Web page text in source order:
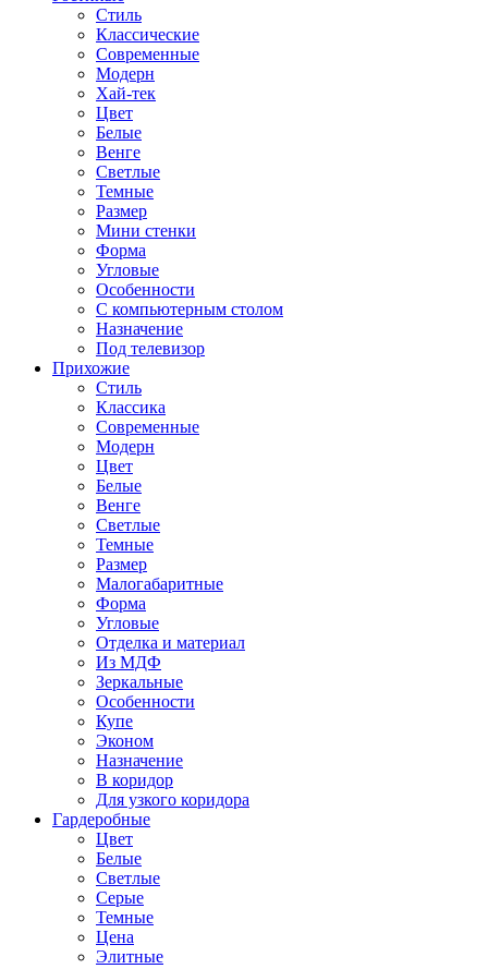
Стиль
Классические
Современные
Модерн
Хай-тек
Цвет
Белые
Венге
Светлые
Темные
Размер
Мини стенки
Форма
Угловые
Особенности
С компьютерным столом
Назначение
Под телевизор
Прихожие
Стиль
Классика
Современные
Модерн
Цвет
Белые
Венге
Светлые
Темные
Размер
Малогабаритные
Форма
Угловые
Отделка и материал
Из МДФ
Зеркальные
Особенности
Купе
Эконом
Назначение
В коридор
Для узкого коридора
Гардеробные
Цвет
Белые
Светлые
Серые
Темные
Цена
Элитные